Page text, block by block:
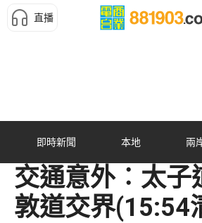
直播
即時新聞 本地 兩
交通意外︰太子
敦道交界(15:54